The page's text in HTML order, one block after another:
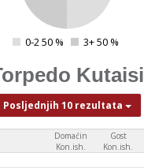
0-2 50 % 3+ 50 %
Kutaisi
Posljednjih 10 rezultata
Domaćin
Kon.ish.
Gost
Kon.ish.